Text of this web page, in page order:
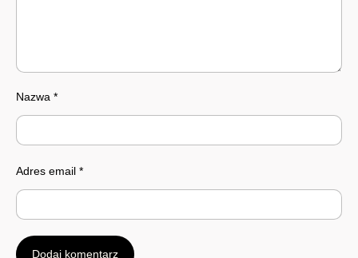
Nazwa *
Adres email *